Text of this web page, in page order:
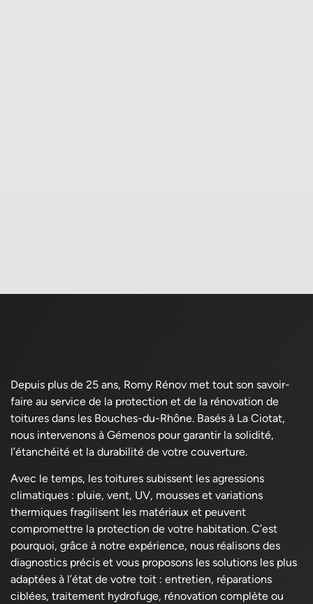
Depuis plus de 25 ans, Romy Rénov met tout son savoir-
faire au service de la protection et de la rénovation de
toitures dans les Bouches-du-Rhône. Basés à La Ciotat,
nous intervenons à Gémenos pour garantir la solidité,
l’étanchéité et la durabilité de votre couverture.
Avec le temps, les toitures subissent les agressions
climatiques : pluie, vent, UV, mousses et variations
thermiques fragilisent les matériaux et peuvent
compromettre la protection de votre habitation. C’est
pourquoi, grâce à notre expérience, nous réalisons des
diagnostics précis et vous proposons les solutions les plus
adaptées à l’état de votre toit : entretien, réparations
ciblées, traitement hydrofuge, rénovation complète ou